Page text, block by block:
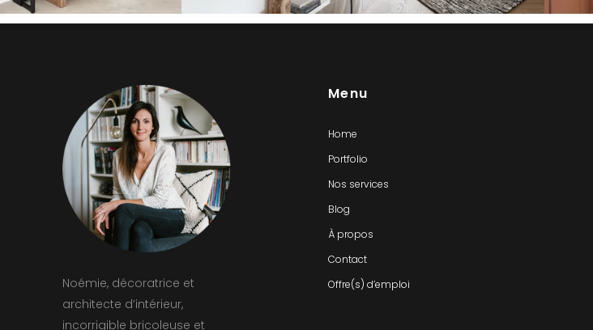
Noémie, décoratrice et
architecte d’intérieur,
incorrigible bricoleuse et
Menu
Home
Portfolio
Nos services
Blog
À propos
Contact
Offre(s) d’emploi